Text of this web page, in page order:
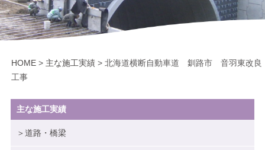
関連会社
お問い合わせ・アクセス
新着情報・地域貢献活動
ブログ
HOME > 主な施工実績 > 北海道横断自動車道 釧路市 音羽東改良
工事
主な施工実績
＞道路・橋梁